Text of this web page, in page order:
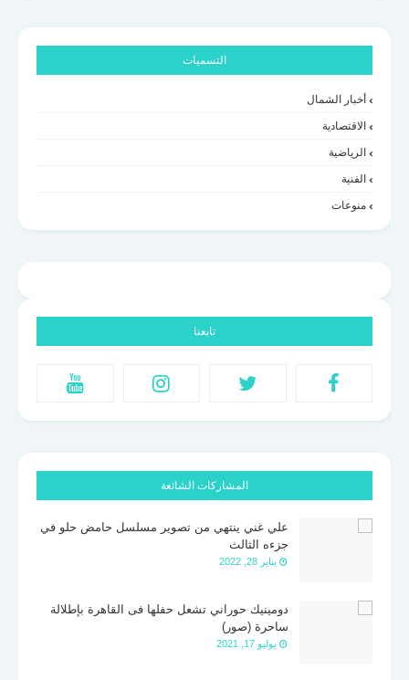
التسميات
أخبار الشمال
الاقتصادية
الرياضية
الفنية
منوعات
تابعنا
المشاركات الشائعة
علي غني ينتهي من تصوير مسلسل حامض حلو في
جزءه الثالث
يناير 28, 2022
دومينيك حوراني تشعل حفلها فى القاهرة بإطلالة
ساحرة (صور)
يوليو 17, 2021